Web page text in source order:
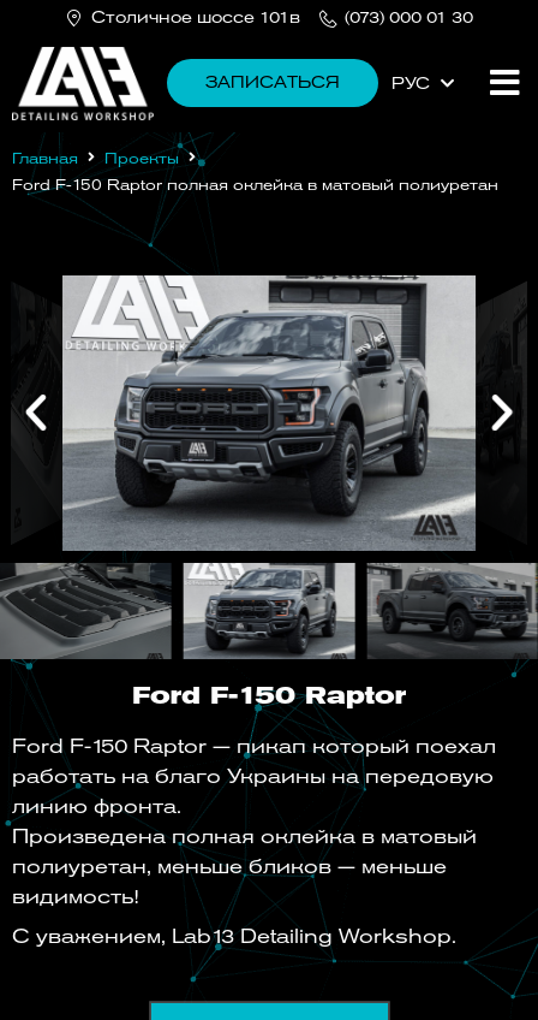
Cтоличное шоссе 101в (073) 000 01 30
ЗАПИСАТЬСЯ РУС
УКР
Главная
Проекты
Ford F-150 Raptor полная оклейка в матовый полиуретан
Ford F-150 Raptor
Ford F-150 Raptor — пикап который поехал
работать на благо Украины на передовую
линию фронта.
Произведена полная оклейка в матовый
полиуретан, меньше бликов — меньше
видимость!
С уважением, Lab13 Detailing Workshop.